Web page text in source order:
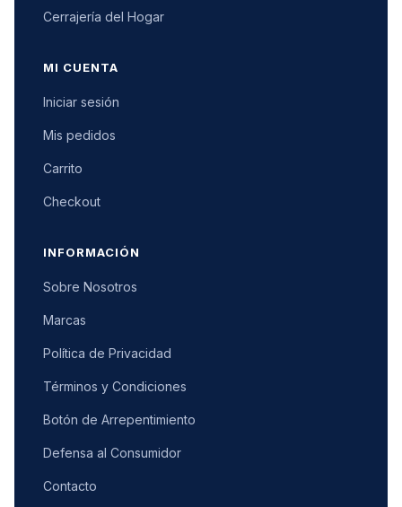
Cerrajería del Hogar
MI CUENTA
Iniciar sesión
Mis pedidos
Carrito
Checkout
INFORMACIÓN
Sobre Nosotros
Marcas
Política de Privacidad
Términos y Condiciones
Botón de Arrepentimiento
Defensa al Consumidor
Contacto